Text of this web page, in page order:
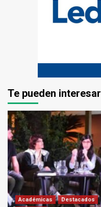
Te pueden interesar
Académicas
Destacados